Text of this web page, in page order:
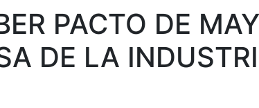
PACTO DE
DE LA